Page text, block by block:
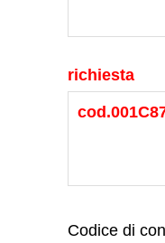
richiesta
Codice di